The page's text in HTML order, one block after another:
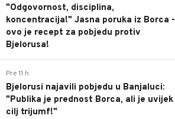
"Odgovornost, disciplina,
koncentracija!" Jasna poruka iz Borca -
ovo je recept za pobjedu protiv
Bjelorusa!
Pre 11 h
Bjelorusi najavili pobjedu u Banjaluci:
"Publika je prednost Borca, ali je uvijek
cilj trijumf!"